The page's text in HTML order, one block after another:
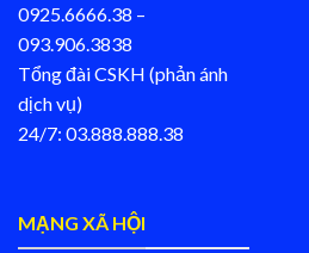
0925.6666.38 –
093.906.3838
Tổng đài CSKH (phản ánh
dịch vụ)
24/7: 03.888.888.38
MẠNG XÃ HỘI